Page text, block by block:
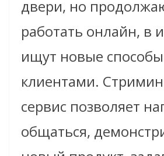
двери, но
работать онлайн, в
ищут новые
клиентами.
сервис позволяет
общаться,